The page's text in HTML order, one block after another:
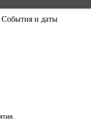
События и даты